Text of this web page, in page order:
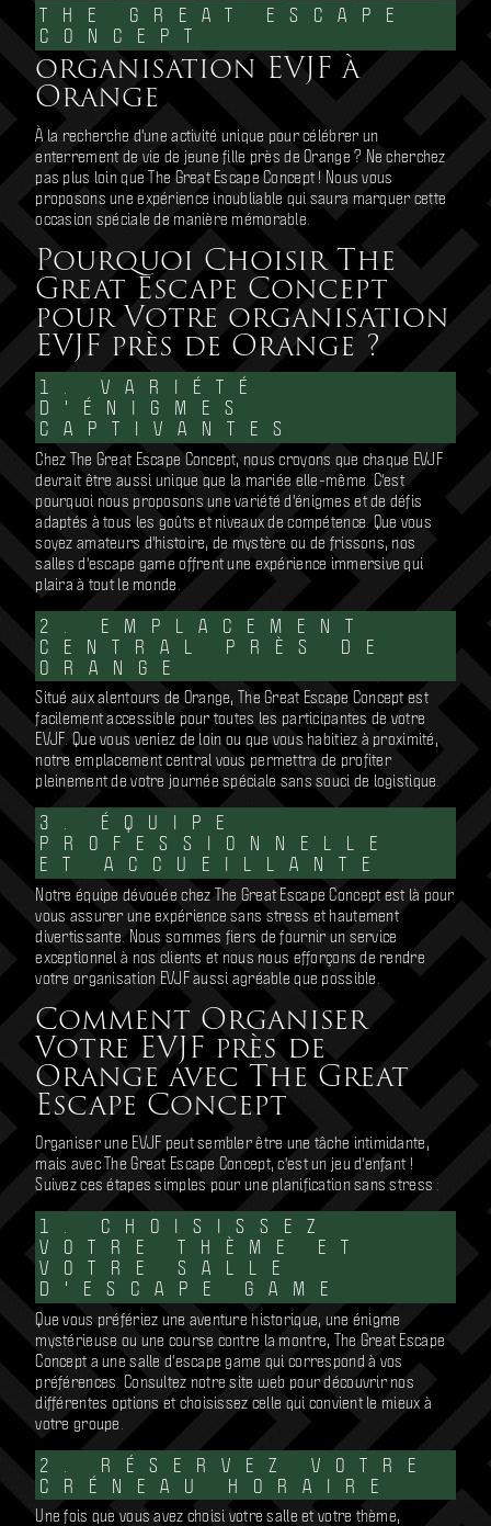
THE GREAT ESCAPE
CONCEPT
organisation EVJF à
Orange
À la recherche d'une activité unique pour célébrer un
enterrement de vie de jeune fille près de Orange ? Ne cherchez
pas plus loin que The Great Escape Concept ! Nous vous
proposons une expérience inoubliable qui saura marquer cette
occasion spéciale de manière mémorable.
Pourquoi Choisir The
Great Escape Concept
pour Votre organisation
EVJF près de Orange ?
1. VARIÉTÉ
D'ÉNIGMES
CAPTIVANTES
Chez The Great Escape Concept, nous croyons que chaque EVJF
devrait être aussi unique que la mariée elle-même. C'est
pourquoi nous proposons une variété d'énigmes et de défis
adaptés à tous les goûts et niveaux de compétence. Que vous
soyez amateurs d'histoire, de mystère ou de frissons, nos
salles d'escape game offrent une expérience immersive qui
plaira à tout le monde.
2. EMPLACEMENT
CENTRAL PRÈS DE
ORANGE
Situé aux alentours de Orange, The Great Escape Concept est
facilement accessible pour toutes les participantes de votre
EVJF. Que vous veniez de loin ou que vous habitiez à proximité,
notre emplacement central vous permettra de profiter
pleinement de votre journée spéciale sans souci de logistique.
3. ÉQUIPE
PROFESSIONNELLE
ET ACCUEILLANTE
Notre équipe dévouée chez The Great Escape Concept est là pour
vous assurer une expérience sans stress et hautement
divertissante. Nous sommes fiers de fournir un service
exceptionnel à nos clients et nous nous efforçons de rendre
votre organisation EVJF aussi agréable que possible.
Comment Organiser
Votre EVJF près de
Orange avec The Great
Escape Concept
Organiser une EVJF peut sembler être une tâche intimidante,
mais avec The Great Escape Concept, c'est un jeu d'enfant !
Suivez ces étapes simples pour une planification sans stress :
1. CHOISISSEZ
VOTRE THÈME ET
VOTRE SALLE
D'ESCAPE GAME
Que vous préfériez une aventure historique, une énigme
mystérieuse ou une course contre la montre, The Great Escape
Concept a une salle d'escape game qui correspond à vos
préférences. Consultez notre site web pour découvrir nos
différentes options et choisissez celle qui convient le mieux à
votre groupe.
2. RÉSERVEZ VOTRE
CRÉNEAU HORAIRE
Une fois que vous avez choisi votre salle et votre thème,